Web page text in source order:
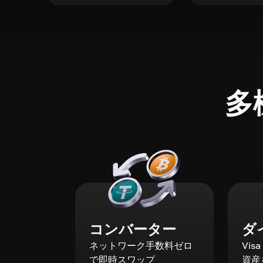
多
コンバーター
ネットワーク手数料ゼロ
で即時スワップ
ダ
資